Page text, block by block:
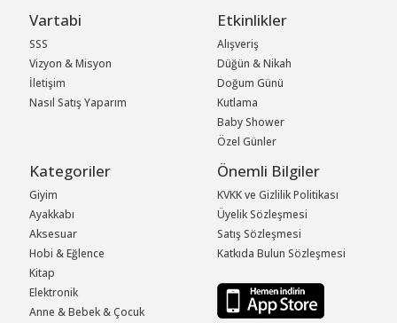
Vartabi
SSS
Vizyon & Misyon
İletişim
Nasıl Satış Yaparım
Etkinlikler
Alışveriş
Düğün & Nikah
Doğum Günü
Kutlama
Baby Shower
Özel Günler
Kategoriler
Giyim
Ayakkabı
Aksesuar
Hobi & Eğlence
Kitap
Elektronik
Anne & Bebek & Çocuk
Önemli Bilgiler
KVKK ve Gizlilik Politikası
Üyelik Sözleşmesi
Satış Sözleşmesi
Katkıda Bulun Sözleşmesi